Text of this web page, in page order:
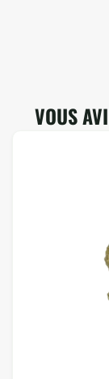
VOUS